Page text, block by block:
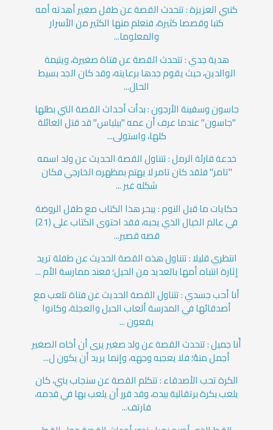
كتبي العزيزة : تتحدث القصة عن طفل صغير أهدته أمه
كتبا وقصصا كثيرة، فتعلم منها الكثير من الأسرار
والمعلوما...
هدية جدي : تتحدث القصة عن فتاة صغيرة، ويتيمة
الوالدين، حيث يقوم جدها برعايته، وقد كان الجد بسيط
الحال...
جاسون وسفينة الأرجون : بدأت أحداث القصة التي بطلها
"جاسون" عندما عرف أن عمه "بيلياس" قد قتل العائلة
كلها، واستولى...
خدعة قارئة الرمل : تتناول القصة الحديث عن ولد اسمه
"تامر" فلقد كان تامر لا يهتم بمظهره الخارجي فكان
شكله غير ...
حكايات ما قبل النوم : يبحر هذا الكتاب مع طفل الروضة
في عالم الخيال الذي يحبه، فقد احتوى الكتاب على (21)
قصه قصير...
انتظري قليلا : تتناول هذه القصة الحديث عن طفلة تريد
إثارة انتباه أمها بالعديد من الحيل؛ فعند ممارسة الأم ...
أنا أحب جسدي : تتناول القصة الحديث عن فتاة تلعب مع
أصدقائها في المدرسة ألعاب الحبل والعجلة، وكانوا
يقعون ...
أَنا جميل : تتحدث القصة عن ولد صغير يرى أن أخاه الصغير
أجمل منهُ؛ فلا يعجبه وجهه، وإنما يريد أن يكون ل...
الكرة تحب الأصدقاء : تتكلم القصة عن سنجاب بني، كان
يلعب بكرة برتقالية بيده، وقد قرر أن يلعب بها في قدمه،
فارتف...